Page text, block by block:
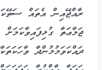
ރާއްޖޭއިން އެތައް
ޖަމާޢަތާ
ދައްކަވަމުމުންދާ